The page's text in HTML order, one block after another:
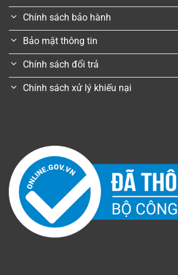
Chính sách bảo hành
Bảo mật thông tin
Chính sách đổi trả
Chính sách xử lý khiếu nại